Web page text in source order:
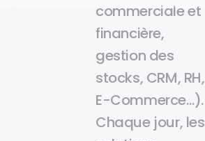
commerciale et
financière,
gestion des
stocks, CRM, RH,
E-Commerce…).
Chaque jour, les